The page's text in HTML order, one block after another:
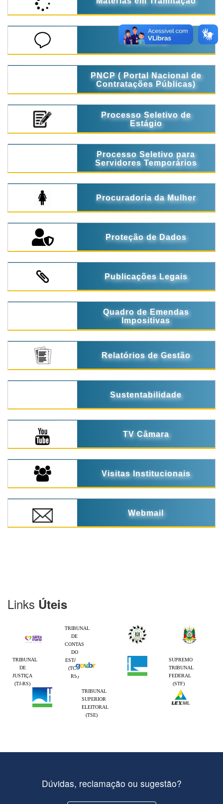
Ouvidoria
PNCP ( Portal Nacional de
Contratações Públicas)
Processo Seletivo de
Estágio
Processo Seletivo para
Servidores Temporários
Procuradoria da Mulher
Proteção de Dados
Publicações Legais
Quadro de Emendas
Impositivas
Relatórios de Gestão
Sustentabilidade
TV Câmara
Visitas Institucionais
Webmail
Links Úteis
TRIBUNAL
DE
CONTAS
DO
ESTADO
(TCE-
RS)
TRIBUNAL
DE
JUSTIÇA
(TJ-RS)
SUPREMO
TRIBUNAL
FEDERAL
(STF)
TRIBUNAL
SUPERIOR
ELEITORAL
(TSE)
Dúvidas, reclamação ou sugestão?